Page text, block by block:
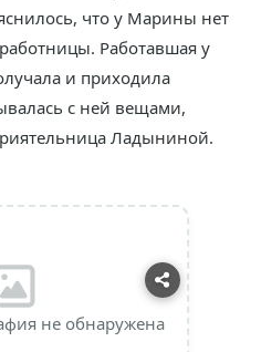
что у Марины нет
Работавшая у
и приходила
с ней вещами,
Ладыниной.
не обнаружена